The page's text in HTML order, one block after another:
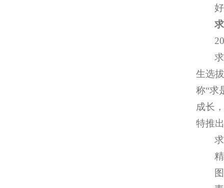
生选
称“求
成长
特推